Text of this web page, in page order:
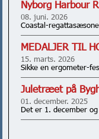
Nyborg Harbour
08. juni. 2026
Coastal-
MEDALJER TIL
15. marts. 2026
Sikke en ergometer-
Juletræet på
01. december. 2025
Det er 1. december